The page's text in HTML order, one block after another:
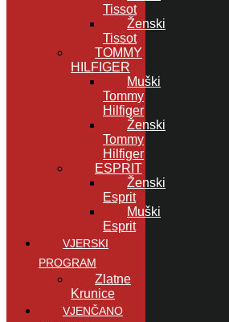
Tissot
Ženski
Tissot
TOMMY
HILFIGER
Muški
Tommy
Hilfiger
Ženski
Tommy
Hilfiger
ESPRIT
Ženski
Esprit
Muški
Esprit
VJERSKI
PROGRAM
Zlatne
Krunice
VJENČANO